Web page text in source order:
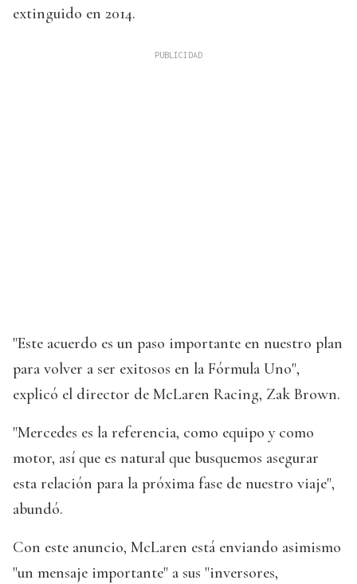
extinguido en 2014.
"Este acuerdo es un paso importante en nuestro plan
para volver a ser exitosos en la Fórmula Uno",
explicó el director de McLaren Racing, Zak Brown.
"Mercedes es la referencia, como equipo y como
motor, así que es natural que busquemos asegurar
esta relación para la próxima fase de nuestro viaje",
abundó.
Con este anuncio, McLaren está enviando asimismo
"un mensaje importante" a sus "inversores,